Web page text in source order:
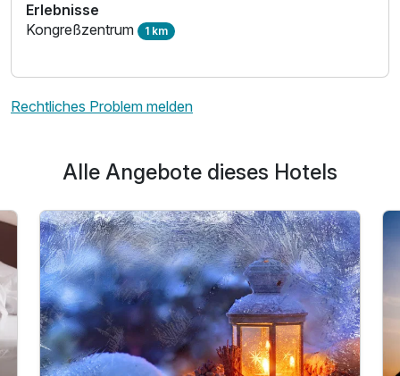
Erlebnisse
Kongreßzentrum 1 km
Rechtliches Problem melden
Alle Angebote dieses Hotels